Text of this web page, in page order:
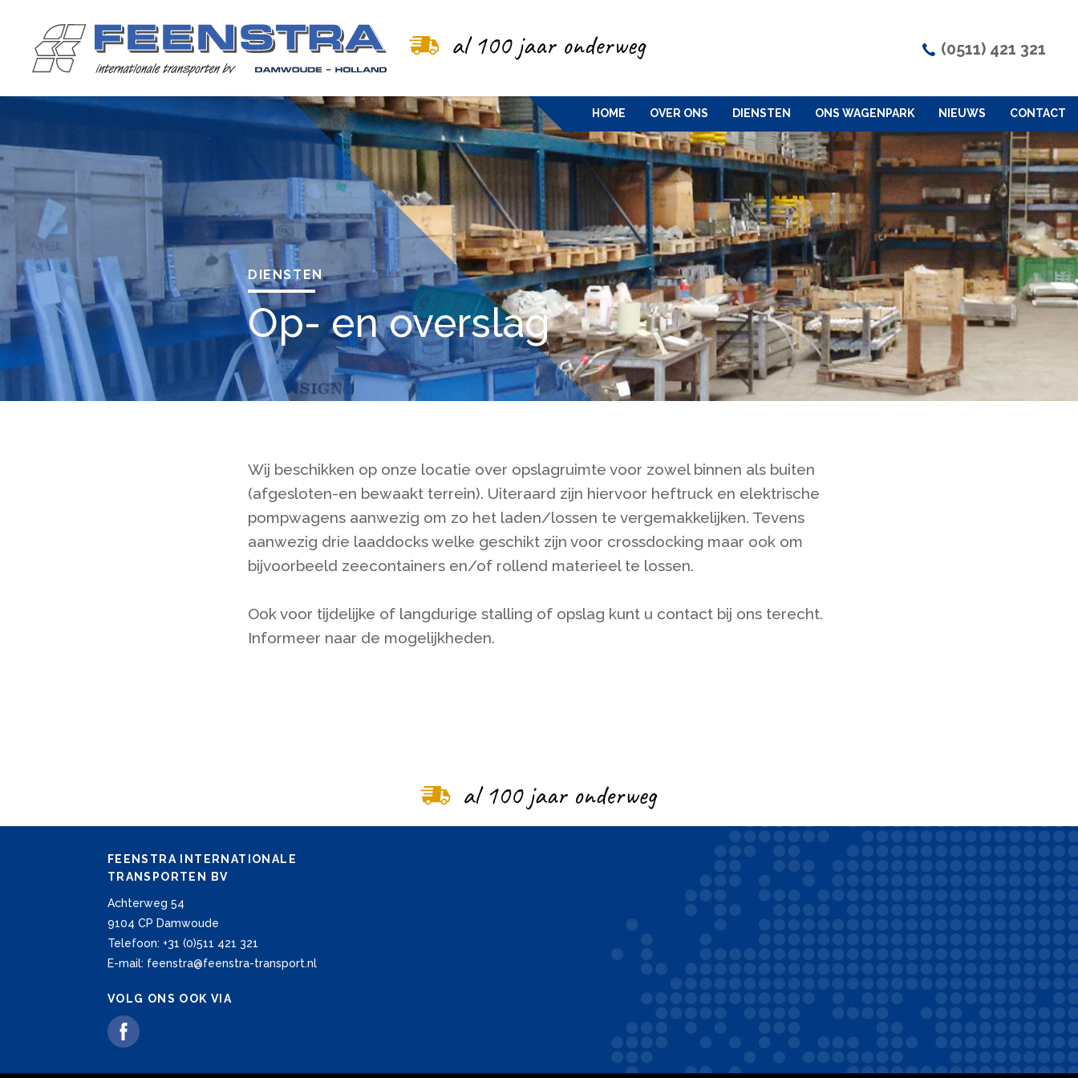
(0511) 421 321
HOME OVER ONS DIENSTEN ONS WAGENPARK NIEUWS CONTACT
DIENSTEN
Op- en overslag
Wij beschikken op onze locatie over opslagruimte voor zowel binnen als buiten
(afgesloten-en bewaakt terrein). Uiteraard zijn hiervoor heftruck en elektrische
pompwagens aanwezig om zo het laden/lossen te vergemakkelijken. Tevens
aanwezig drie laaddocks welke geschikt zijn voor crossdocking maar ook om
bijvoorbeeld zeecontainers en/of rollend materieel te lossen.
Ook voor tijdelijke of langdurige stalling of opslag kunt u contact bij ons terecht.
Informeer naar de mogelijkheden.
FEENSTRA INTERNATIONALE
TRANSPORTEN BV
Achterweg 54
9104 CP Damwoude
Telefoon: +31 (0)511 421 321
E-mail: feenstra@feenstra-transport.nl
VOLG ONS OOK VIA